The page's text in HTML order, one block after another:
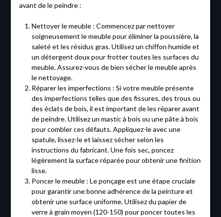
avant de le peindre :
Nettoyer le meuble : Commencez par nettoyer
soigneusement le meuble pour éliminer la poussière, la
saleté et les résidus gras. Utilisez un chiffon humide et
un détergent doux pour frotter toutes les surfaces du
meuble. Assurez-vous de bien sécher le meuble après
le nettoyage.
Réparer les imperfections : Si votre meuble présente
des imperfections telles que des fissures, des trous ou
des éclats de bois, il est important de les réparer avant
de peindre. Utilisez un mastic à bois ou une pâte à bois
pour combler ces défauts. Appliquez-le avec une
spatule, lissez-le et laissez sécher selon les
instructions du fabricant. Une fois sec, poncez
légèrement la surface réparée pour obtenir une finition
lisse.
Poncer le meuble : Le ponçage est une étape cruciale
pour garantir une bonne adhérence de la peinture et
obtenir une surface uniforme. Utilisez du papier de
verre à grain moyen (120-150) pour poncer toutes les